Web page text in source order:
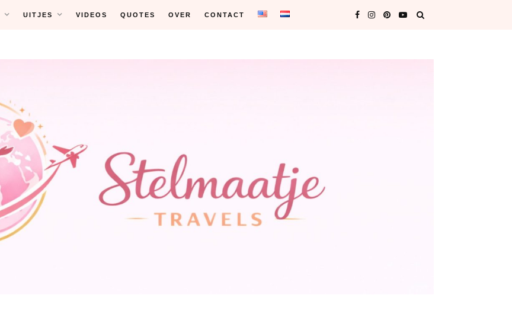
UITJES VIDEOS QUOTES OVER CONTACT